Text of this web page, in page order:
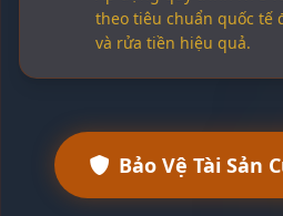
theo tiêu chuẩn quốc tế
và rửa tiền hiệu quả.
Bảo Vệ Tài Sản